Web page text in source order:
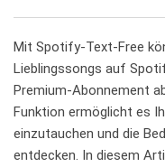
Mit Spotify-Text-Free
Lieblingssongs auf
Premium-Abonnement
Funktion ermöglicht es
einzutauchen und die
entdecken.⁤ In diesem⁣